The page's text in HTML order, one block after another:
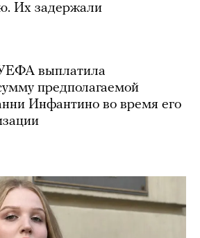
Их задержали
выплатила
предполагаемой
Инфантино во время его